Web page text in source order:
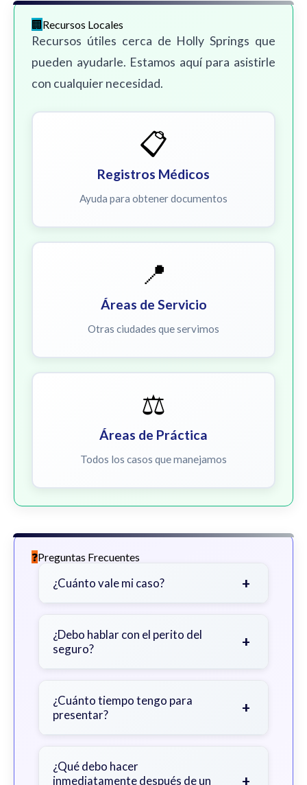
Recursos Locales
Recursos útiles cerca de Holly Springs que
pueden ayudarle. Estamos aquí para asistirle
con cualquier necesidad.
📋
Registros Médicos
Ayuda para obtener documentos
📍
Áreas de Servicio
Otras ciudades que servimos
⚖️
Áreas de Práctica
Todos los casos que manejamos
Preguntas Frecuentes
¿Cuánto vale mi caso? +
gravedad de sus lesiones, facturas
médicas, tiempo fuera del trabajo y
¿Debo hablar con el perito del
seguro?
+
primero con un abogado para evitar
declaraciones que perjudiquen su
¿Cuánto tiempo tengo para
presentar?
+
con excepciones. Consulte para
¿Qué debo hacer
inmediatamente después de un
+